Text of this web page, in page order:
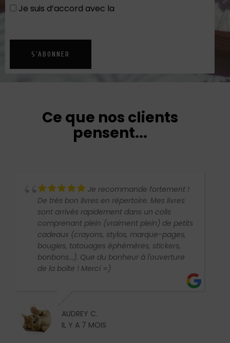
Je suis d’accord avec la
S'ABONNER
Ce que nos clients
pensent...
Je recommande fortement !
De très bon livres en répertoire. Mes livres
sont arrivés rapidement dans un colis
comprenant plein (vraiment plein) de petits
cadeaux (crayons, stylos, marque-pages,
bougies, tatouages éphémères, stickers,
bonbons...). Que du bonheur à l'ouverture
de la boîte ! Merci =)
AUDREY C.
IL Y A 7 MOIS